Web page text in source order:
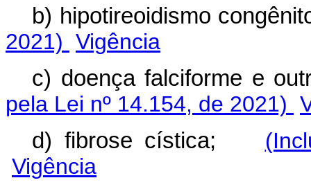
b) hipotireoidismo
2021) Vigência
c) doença falciforme e
pela Lei nº 14.154, de 2021)
d) fibrose cística;
Vigência